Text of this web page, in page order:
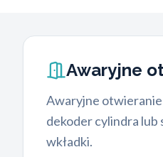
Awaryjne
Awaryjne otwieranie
dekoder cylindra lub
wkładki.